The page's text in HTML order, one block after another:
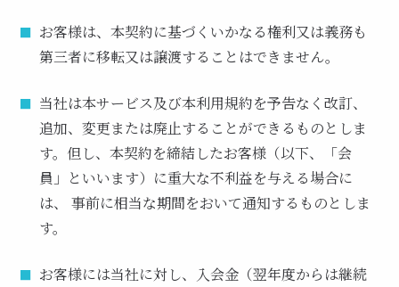
お客様は、本契約に基づくいかなる権利又は義務も
第三者に移転又は譲渡することはできません。
当社は本サービス及び本利用規約を予告なく改訂、
追加、変更または廃止することができるものとしま
す。但し、本契約を締結したお客様（以下、「会
員」といいます）に重大な不利益を与える場合に
は、 事前に相当な期間をおいて通知するものとしま
す。
お客様には当社に対し、入会金（翌年度からは継続